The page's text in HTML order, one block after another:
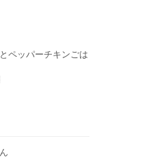
ペッパーチキンごは